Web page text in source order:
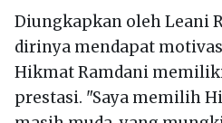
Diungkapkan oleh Leani
dirinya mendapat
Hikmat Ramdani
prestasi. "Saya memilih